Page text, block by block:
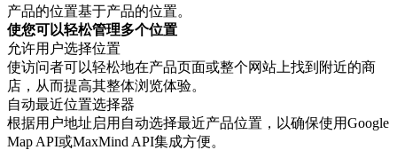
产品的位置基于产品的位置。
使您可以轻松管理多个位置
允许用户选择位置
使访问者可以轻松地在产品页面或整个网站上找到附近的商
店，从而提高其整体浏览体验。
自动最近位置选择器
根据用户地址启用自动选择最近产品位置，以确保使用Google
Map API或MaxMind API集成方便。